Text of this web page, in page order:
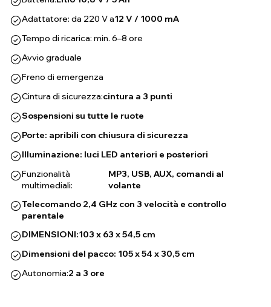
Adattatore: da 220 V a12 V / 1000 mA
Tempo di ricarica: min. 6–8 ore
Avvio graduale
Freno di emergenza
Cintura di sicurezza:cintura a 3 punti
Sospensioni su tutte le ruote
Porte: apribili con chiusura di sicurezza
Illuminazione: luci LED anteriori e posteriori
Funzionalità
multimediali:
MP3, USB, AUX, comandi al
volante
Telecomando 2,4 GHz con 3 velocità e controllo
parentale
DIMENSIONI:103 x 63 x 54,5 cm
Dimensioni del pacco: 105 x 54 x 30,5 cm
Autonomia:2 a 3 ore